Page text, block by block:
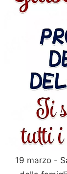
19 marzo -